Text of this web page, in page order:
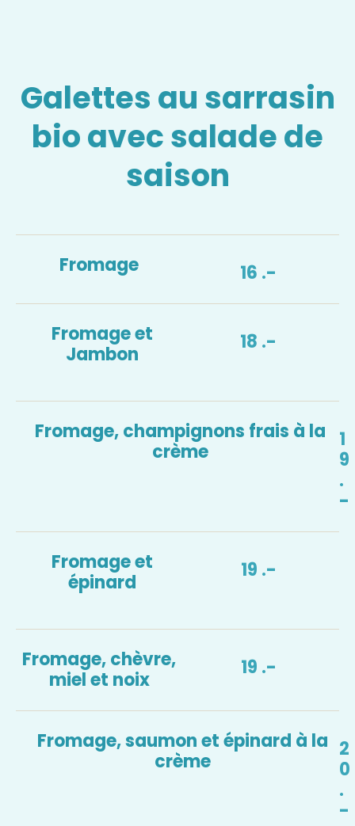
Galettes au sarrasin
bio avec salade de
saison
Fromage 16 .-
Fromage et
Jambon
18 .-
Fromage, champignons frais à la
crème
1
9
.
-
Fromage et
épinard
19 .-
Fromage, chèvre,
miel et noix
19 .-
Fromage, saumon et épinard à la
crème
2
0
.
-